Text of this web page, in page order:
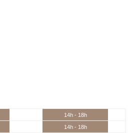
14h - 18h
14h - 18h